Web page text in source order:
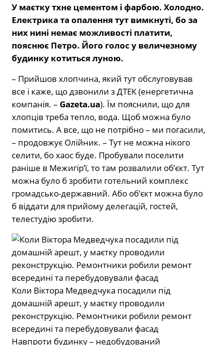
У маєтку тхне цементом і фарбою. Холодно.
Електрика та опалення тут вимкнуті, бо за
них нині немає можливості платити,
пояснює Петро. Його голос у величезному
будинку котиться луною.
– Прийшов хлопчина, який тут обслуговував
все і каже, що дзвонили з ДТЕК (енергетична
компанія. – Gazeta.ua). Їм пояснили, що для
хлопців треба тепло, вода. Щоб можна було
помитись. А все, що не потрібно – ми погасили,
– продовжує Олійник. – Тут не можна нікого
селити, бо хаос буде. Пробували поселити
раніше в Межигірʼї, то там розвалили обʼєкт. Тут
можна було б зробити готельний комплекс
громадсько-державний. Або об’єкт можна було
б віддати для прийому делегацій, гостей,
телестудію зробити.
Коли Віктора Медведчука посадили під
домашній арешт, у маєтку проводили
реконструкцію. Ремонтники робили ремонт
всередині та перебудовували фасад
Навпроти будинку – недобудований